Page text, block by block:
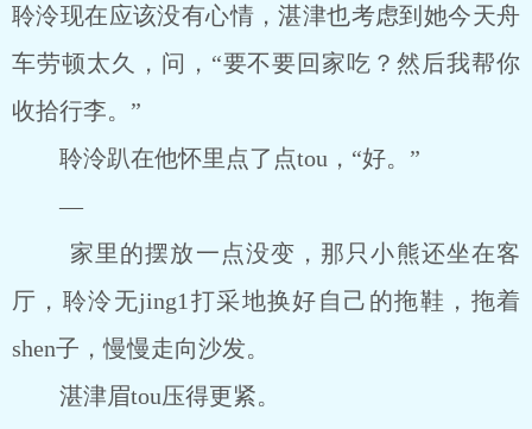
聆泠现在应该没有心情，湛津也考虑到她今天舟
车劳顿太久，问，“要不要回家吃？然后我帮你
收拾行李。”
聆泠趴在他怀里点了点tou，“好。”
―
家里的摆放一点没变，那只小熊还坐在客
厅，聆泠无jing1打采地换好自己的拖鞋，拖着
shen子，慢慢走向沙发。
湛津眉tou压得更紧。